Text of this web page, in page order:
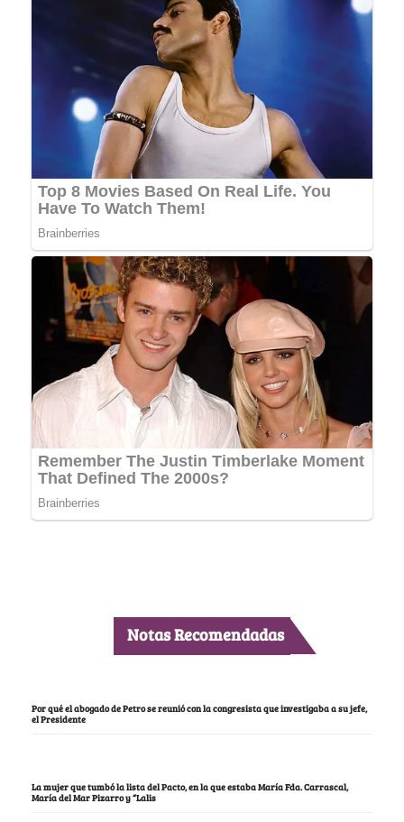
Notas Recomendadas
Por qué el abogado de Petro se reunió con la congresista que investigaba a su jefe,
el Presidente
La mujer que tumbó la lista del Pacto, en la que estaba María Fda. Carrascal,
María del Mar Pizarro y “Lalis